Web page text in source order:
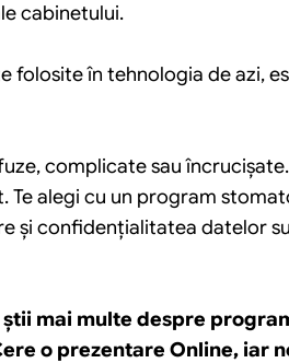
cabinetului.
folosite în tehnologia de azi,
complicate sau
Te alegi cu un program
și confidenţialitatea datelor
știi mai multe despre
o prezentare Online, iar